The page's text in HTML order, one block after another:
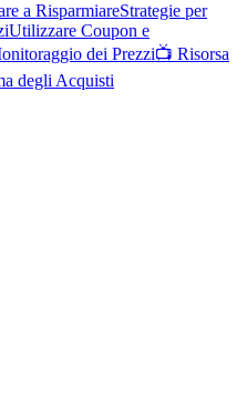
a RisparmiareStrategie per
Utilizzare Coupon e
dei Prezzi📺 Risorsa
degli Acquisti